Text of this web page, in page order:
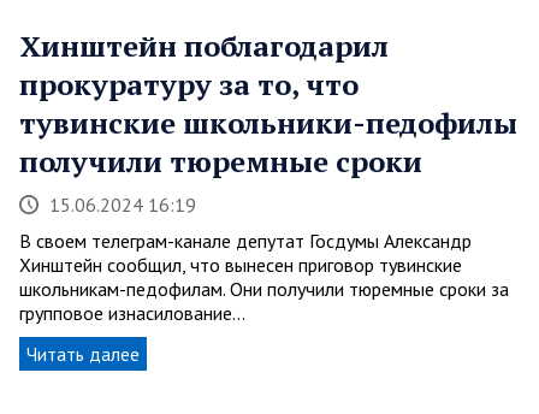
Хинштейн поблагодарил
прокуратуру за то, что
тувинские школьники-педофилы
получили тюремные сроки
15.06.2024 16:19
В своем телеграм-канале депутат Госдумы Александр
Хинштейн сообщил, что вынесен приговор тувинские
школьникам-педофилам. Они получили тюремные сроки за
групповое изнасилование…
Читать далее